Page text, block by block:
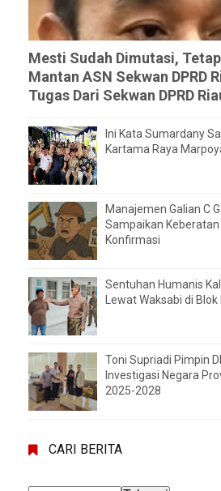
Mesti Sudah Dimutasi,
Mantan ASN Sekwan DPRD
Tugas Dari Sekwan DPRD
Ini Kata Sumardany
Kartama Raya
Manajemen Galian C
Sampaikan
Konfirmasi
Sentuhan Humanis
Lewat Waksabi di Blok
Toni Supriadi Pimpin
Investigasi Negara
2025-2028
CARI BERITA